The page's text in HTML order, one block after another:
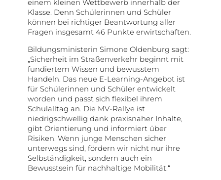
einem kleinen Wettbewerb innerhalb der
Klasse. Denn Schülerinnen und Schüler
können bei richtiger Beantwortung aller
Fragen insgesamt 46 Punkte erwirtschaften.
Bildungsministerin Simone Oldenburg sagt:
„Sicherheit im Straßenverkehr beginnt mit
fundiertem Wissen und bewusstem
Handeln. Das neue E-Learning-Angebot ist
für Schülerinnen und Schüler entwickelt
worden und passt sich flexibel ihrem
Schulalltag an. Die MV-Rallye ist
niedrigschwellig dank praxisnaher Inhalte,
gibt Orientierung und informiert über
Risiken. Wenn junge Menschen sicher
unterwegs sind, fördern wir nicht nur ihre
Selbständigkeit, sondern auch ein
Bewusstsein für nachhaltige Mobilität.“